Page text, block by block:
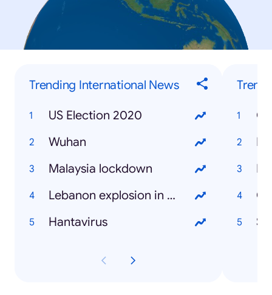
Trending International News
US Election 2020
Wuhan
Malaysia lockdown
Lebanon explosion in Beirut
Hantavirus